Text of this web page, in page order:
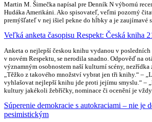
Martin M. Šimečka napísal pre Denník N výbornú
Hudáka Amerikáni. Ako spisovateľ, veľmi pozorný
premýšľateľ v nej išiel pekne do hĺbky a je zaujímavé
Veľká anketa časopisu Respekt: Česká kniha
Anketa o nejlepší českou knihu vydanou v
v novém Respektu, se nerodila snadno. Odpověď na
významným osobnostem naší kulturní scény, nezřídka
„Těžko z takového množství vybrat jen tři knihy.“ –
vyhlašovat nejlepší knihu jde proti jejímu smyslu.“ –
kultury jakékoli žebříčky, nominace či ocenění je
Súperenie demokracie s autokraciami – nie je
pesimistickým